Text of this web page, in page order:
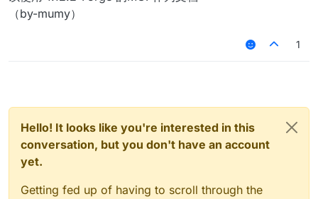
（by-mumy）
1
Hello! It looks like you're interested in this
conversation, but you don't have an account
yet.
Getting fed up of having to scroll through the